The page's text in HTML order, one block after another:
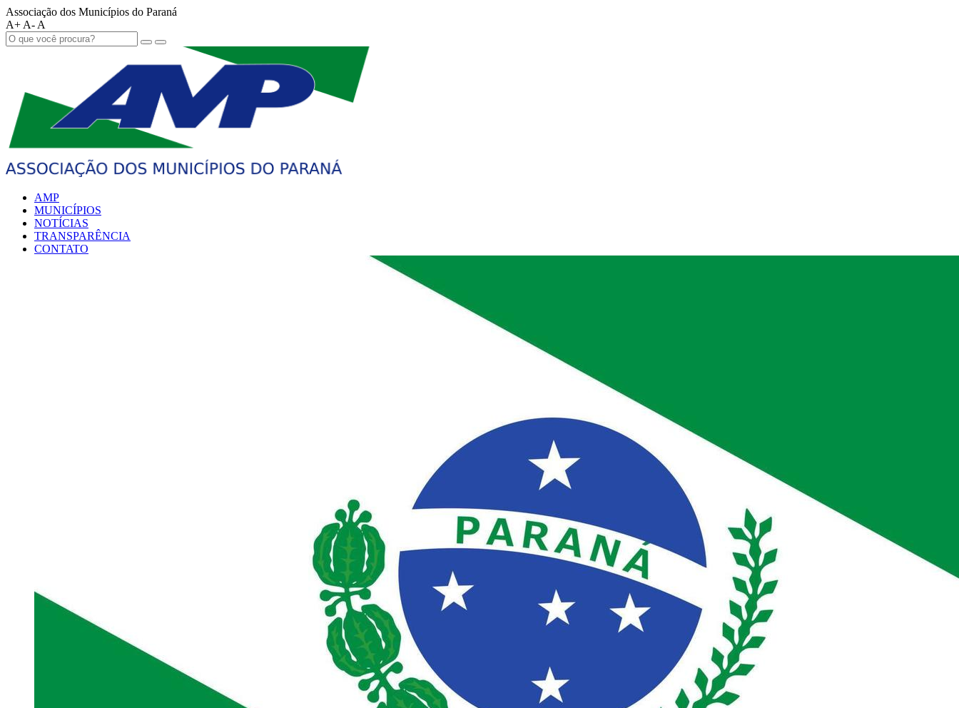
Associação dos Municípios do Paraná
A+ A- A
AMP
MUNICÍPIOS
NOTÍCIAS
TRANSPARÊNCIA
CONTATO